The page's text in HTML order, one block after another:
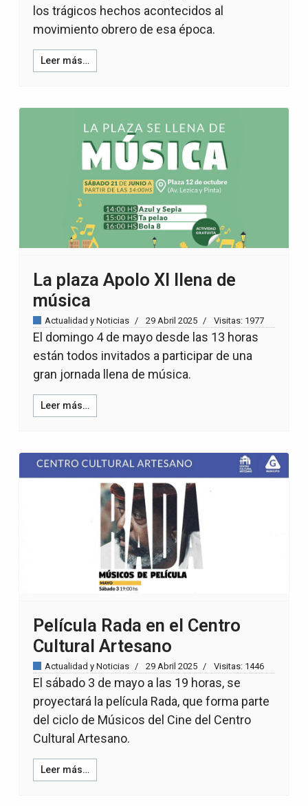
los trágicos hechos acontecidos al
movimiento obrero de esa época.
Leer más…
La plaza Apolo XI llena de
música
Actualidad y Noticias 29 Abril 2025 Visitas: 1977
El domingo 4 de mayo desde las 13 horas
están todos invitados a participar de una
gran jornada llena de música.
Leer más…
Película Rada en el Centro
Cultural Artesano
Actualidad y Noticias 29 Abril 2025 Visitas: 1446
El sábado 3 de mayo a las 19 horas, se
proyectará la película Rada, que forma parte
del ciclo de Músicos del Cine del Centro
Cultural Artesano.
Leer más…